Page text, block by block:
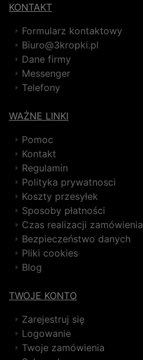
KONTAKT
Formularz kontaktowy
Biuro@3kropki.pl
Dane firmy
Messenger
Telefony
WAŻNE LINKI
Pomoc
Kontakt
Regulamin
Polityka prywatnosci
Koszty przesyłek
Sposoby płatności
Czas realizacji zamówienia
Bezpieczeństwo danych
Pliki cookies
Blog
TWOJE KONTO
Zarejestruj się
Logowanie
Twoje zamówienia